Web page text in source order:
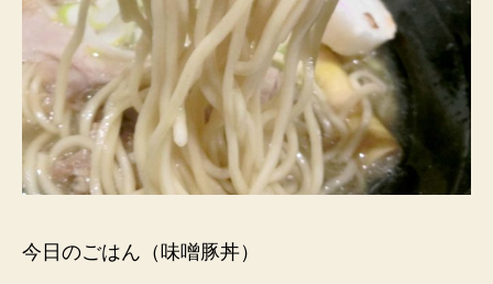
今日のごはん（味噌豚丼）